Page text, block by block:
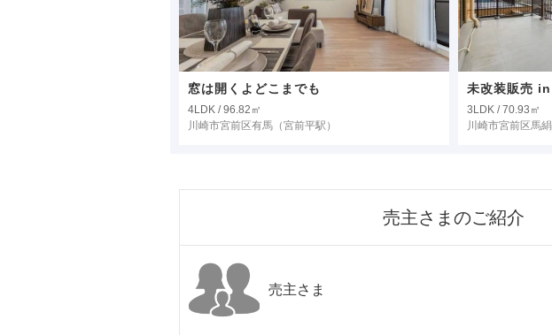
窓は開くよどこまでも
4LDK / 96.82㎡
川崎市宮前区有馬 （宮前平駅）
未改装販売
3LDK / 70.93㎡
川崎市宮前区馬絹
売主さまのご紹介
売主さま